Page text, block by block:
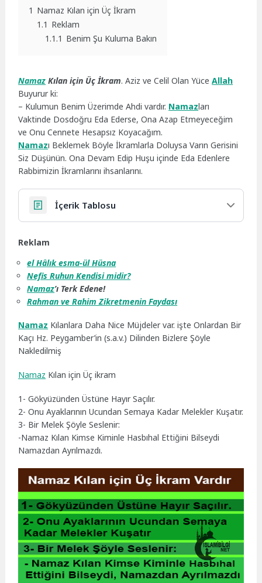
1 Namaz Kılan için Üç İkram
1.1 Reklam
1.1.1 Benim Şu Kuluma Bakın
Namaz Kılan için Üç İkram. Aziz ve Celil Olan YüceAllah
Buyurur ki:
– Kulumun Benim Üzerimde Ahdi vardır. Namazları
Vaktinde Dosdoğru Eda Ederse, Ona Azap Etmeyeceğim
ve Onu Cennete Hesapsız Koyacağım.
Namazı Beklemek Böyle İkramlarla Doluysa Varın Gerisini
Siz Düşünün. Ona Devam Edip Huşu içinde Eda Edenlere
Rabbimizin İkramlarını ihsanlarını.
İçerik Tablosu
Reklam
el Hâlıkesma-ül Hüsna
Nefis Ruhun Kendisi midir?
Namaz’ı Terk Edene!
Rahman ve Rahim Zikretmenin Faydası
Namaz Kılanlara Daha Nice Müjdeler var. işte Onlardan Bir
Kaçı Hz. Peygamber’in (s.a.v.) Dilinden Bizlere Şöyle
Nakledilmiş
Namaz Kılan için Üç ikram
1- Gökyüzünden Üstüne Hayır Saçılır.
2- Onu Ayaklarının Ucundan Semaya Kadar Melekler Kuşatır.
3- Bir Melek Şöyle Seslenir:
-Namaz Kılan Kimse Kiminle Hasbıhal Ettiğini Bilseydi
Namazdan Ayrılmazdı.